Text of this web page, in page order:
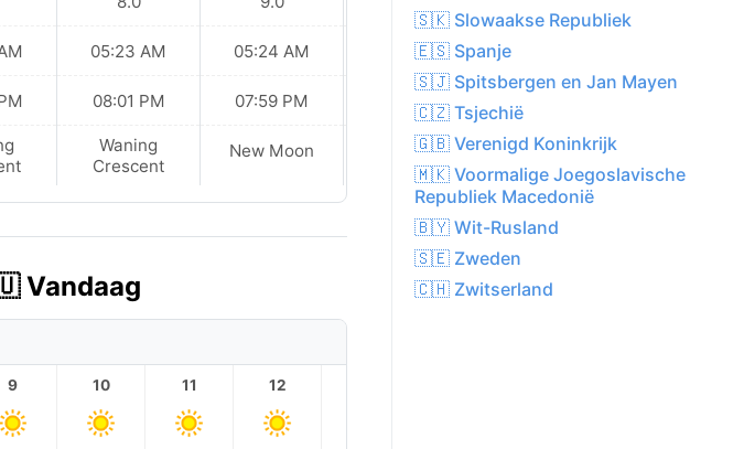
05:23 AM
08:01 PM
Waning
Crescent
05:24 AM
07:59 PM
New Moon
05:26 AM
07:57 PM
New Moon
Vandaag
9 10 11 12
🇸🇰 Slowaakse Republiek
🇪🇸 Spanje
🇸🇯 Spitsbergen en Jan Mayen
🇨🇿 Tsjechië
🇬🇧 Verenigd Koninkrijk
🇲🇰 Voormalige Joegoslavische
Republiek Macedonië
🇧🇾 Wit-Rusland
🇸🇪 Zweden
🇨🇭 Zwitserland